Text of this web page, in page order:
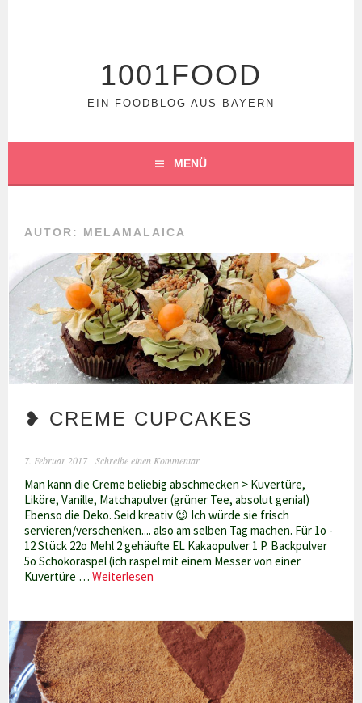
1001FOOD
EIN FOODBLOG AUS BAYERN
MENÜ
AUTOR: MELAMALAICA
❥ CREME CUPCAKES
7. Februar 2017 Schreibe einen Kommentar
Man kann die Creme beliebig abschmecken > Kuvertüre,
Liköre, Vanille, Matchapulver (grüner Tee, absolut genial)
Ebenso die Deko. Seid kreativ 😉 Ich würde sie frisch
servieren/verschenken.... also am selben Tag machen. Für 1o -
12 Stück 22o Mehl 2 gehäufte EL Kakaopulver 1 P. Backpulver
5o Schokoraspel (ich raspel mit einem Messer von einer
Kuvertüre …Weiterlesen